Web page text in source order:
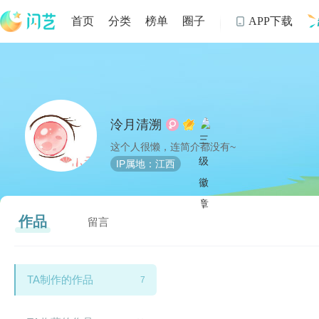
首页 分类 榜单 圈子  APP下载
泠月清溯
这个人很懒，连简介都没有~
IP属地：江西
作品 留言
TA制作的作品 7